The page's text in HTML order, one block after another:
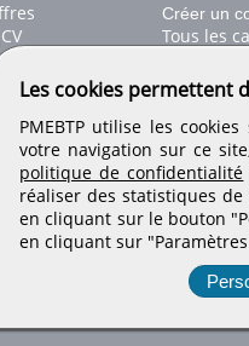
Créer un
Tous les
Déposer
Nos tarifs
Les cookies permettent
PMEBTP utilise les
votre navigation sur ce
politique de confidentialité
réaliser des statistiques de
en cliquant sur le bouton
en cliquant sur